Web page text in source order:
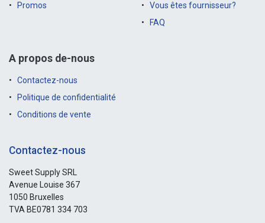
Promos
Vous êtes fournisseur?
FAQ
A propos de-nous
Contactez-nous
Politique de confidentialité
Conditions de vente
Contactez-nous
Sweet Supply SRL
Avenue Louise 367
1050 Bruxelles
TVA BE0781 334 703